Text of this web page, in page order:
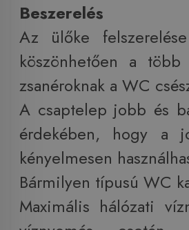
Beszerelés
Az ülőke
köszönhetően a
zsanéroknak a WC
A csaptelep jobb és
érdekében, hogy a
kényelmesen
Bármilyen típusú WC
Maximális hálózati